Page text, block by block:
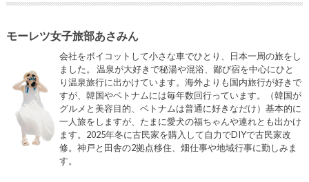
モーレツ女子旅部あさみん
会社をボイコットして小さな車でひとり、日本一周の旅をし
ました。 温泉が大好きで秘湯や混浴、鄙び宿を中心にひと
り温泉旅行に出かけています。海外よりも国内旅行が好きで
すが、韓国やベトナムには毎年数回行っています。（韓国が
グルメと美容目的、ベトナムは普通に好きなだけ）基本的に
一人旅をしますが、たまに愛犬の福ちゃんや連れとも出かけ
ます。2025年冬に古民家を購入して自力でDIYで古民家改
修。神戸と田舎の2拠点移住、畑仕事や地域行事に勤しみま
す。